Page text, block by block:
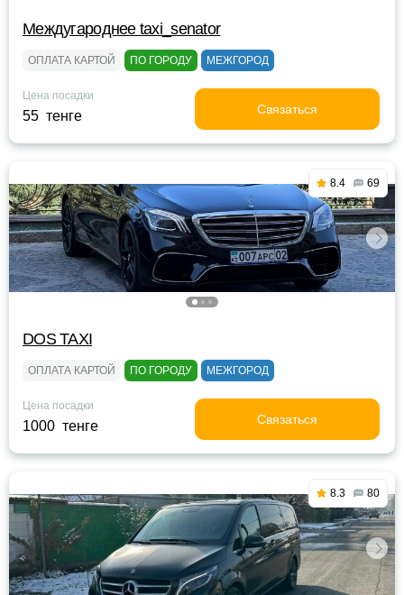
Междугароднее taxi_senator
ОПЛАТА КАРТОЙ ПО ГОРОДУ МЕЖГОРОД
Цена посадки
55 тенге Связаться
8.4 69
DOS TAXI
ОПЛАТА КАРТОЙ ПО ГОРОДУ МЕЖГОРОД
Цена посадки
1000 тенге Связаться
8.3 80